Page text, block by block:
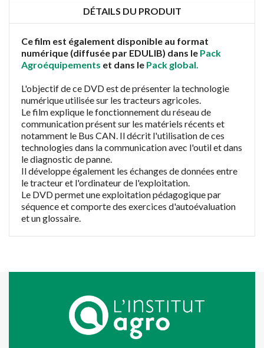
DÉTAILS DU PRODUIT
Ce film est également disponible au format
numérique (diffusée par EDULIB) dans le Pack
Agroéquipements et dans le Pack global.
L'objectif de ce DVD est de présenter la technologie
numérique utilisée sur les tracteurs agricoles.
Le film explique le fonctionnement du réseau de
communication présent sur les matériels récents et
notamment le Bus CAN. Il décrit l'utilisation de ces
technologies dans la communication avec l'outil et dans
le diagnostic de panne.
Il développe également les échanges de données entre
le tracteur et l'ordinateur de l'exploitation.
Le DVD permet une exploitation pédagogique par
séquence et comporte des exercices d'autoévaluation
et un glossaire.